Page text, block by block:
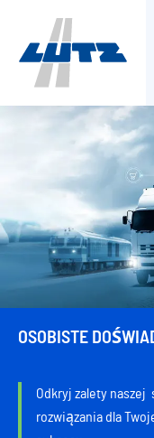
OSOBISTE
Odkryj zalety
rozwiązania dla